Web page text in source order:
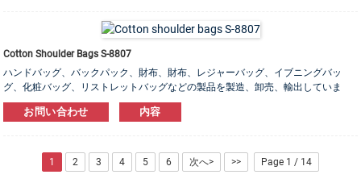
Cotton Shoulder Bags S-8807
ハンドバッグ、バックパック、財布、財布、レジャーバッグ、イブニングバッ
グ、化粧バッグ、リストレットバッグなどの製品を製造、卸売、輸出していま
す。 レザー、PU、キャンバス、ナイロン、コットン素材をご用意しております。
OEM＆ODM注文は大歓迎です！
お問い合わせ 内容
1 2 3 4 5 6 次へ> >> Page 1 / 14